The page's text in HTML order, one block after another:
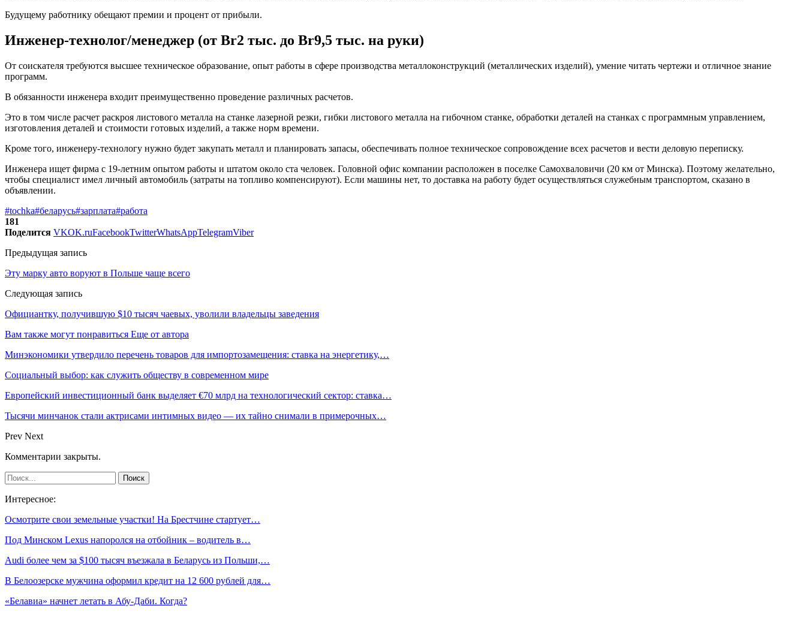
Будущему работнику обещают премии и процент от прибыли.
Инженер-технолог/менеджер (от Br2 тыс. до Br9,5 тыс. на руки)
От соискателя требуются высшее техническое образование, опыт работы в сфере производства металлоконструкций (металлических изделий), умение читать чертежи и отличное знание
программ.
В обязанности инженера входит преимущественно проведение различных расчетов.
Это в том числе расчет раскроя листового металла на станке лазерной резки, гибки листового металла на гибочном станке, обработки деталей на станках с программным управлением,
изготовления деталей и стоимости готовых изделий, а также норм времени.
Кроме того, инженеру-технологу нужно будет закупать металл и планировать запасы, обеспечивать полное техническое сопровождение всех расчетов и вести деловую переписку.
Инженера ищет фирма с 19-летним опытом работы и штатом около ста человек. Головной офис компании расположен в поселке Самохваловичи (20 км от Минска). Поэтому желательно,
чтобы специалист имел личный автомобиль (затраты на топливо компенсируют). Если машины нет, то доставка на работу будет осуществляться служебным транспортом, сказано в
объявлении.
#tochka#беларусь#зарплата#работа
181
Поделится VKOK.ruFacebookTwitterWhatsAppTelegramViber
Предыдущая запись
Эту марку авто воруют в Польше чаще всего
Следующая запись
Официантку, получившую $10 тысяч чаевых, уволили владельцы заведения
Вам также могут понравиться Еще от автора
Минэкономики утвердило перечень товаров для импортозамещения: ставка на энергетику,…
Социальный выбор: как служить обществу в современном мире
Европейский инвестиционный банк выделяет €70 млрд на технологический сектор: ставка…
Тысячи минчанок стали актрисами интимных видео — их тайно снимали в примерочных…
Prev Next
Комментарии закрыты.
Интересное:
Осмотрите свои земельные участки! На Брестчине стартует…
Под Минском Lexus напоролся на отбойник – водитель в…
Audi более чем за $100 тысяч въезжала в Беларусь из Польши,…
В Белоозерске мужчина оформил кредит на 12 600 рублей для…
«Белавиа» начнет летать в Абу-Даби. Когда?